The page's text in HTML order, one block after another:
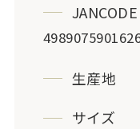
JANCODE
生産地
サイズ